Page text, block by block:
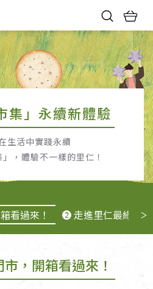
單
集」永續新體驗
生活中實踐永續
，體驗不一樣的里仁！
看過來！ ➋ 走進里仁最綠門
，開箱看過來！